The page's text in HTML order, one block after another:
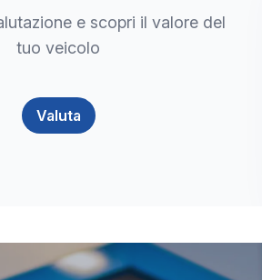
e scopri il valore del
tuo veicolo
Valuta